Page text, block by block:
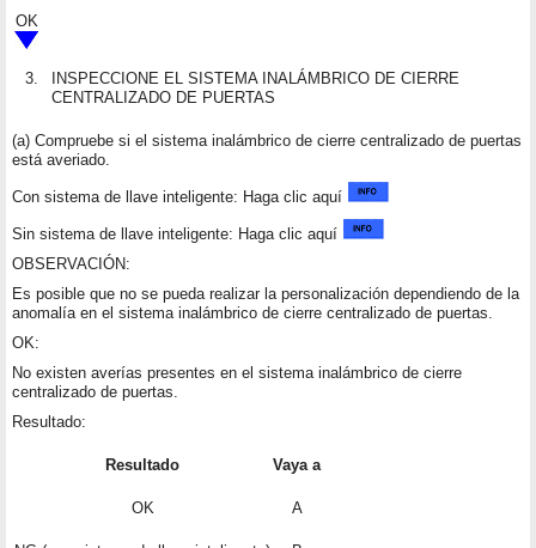
OK
3.
INSPECCIONE EL SISTEMA INALÁMBRICO DE CIERRE
CENTRALIZADO DE PUERTAS
(a) Compruebe si el sistema inalámbrico de cierre centralizado de puertas
está averiado.
Con sistema de llave inteligente: Haga clic aquí
Sin sistema de llave inteligente: Haga clic aquí
OBSERVACIÓN:
Es posible que no se pueda realizar la personalización dependiendo de la
anomalía en el sistema inalámbrico de cierre centralizado de puertas.
OK:
No existen averías presentes en el sistema inalámbrico de cierre
centralizado de puertas.
Resultado:
Resultado Vaya a
OK A